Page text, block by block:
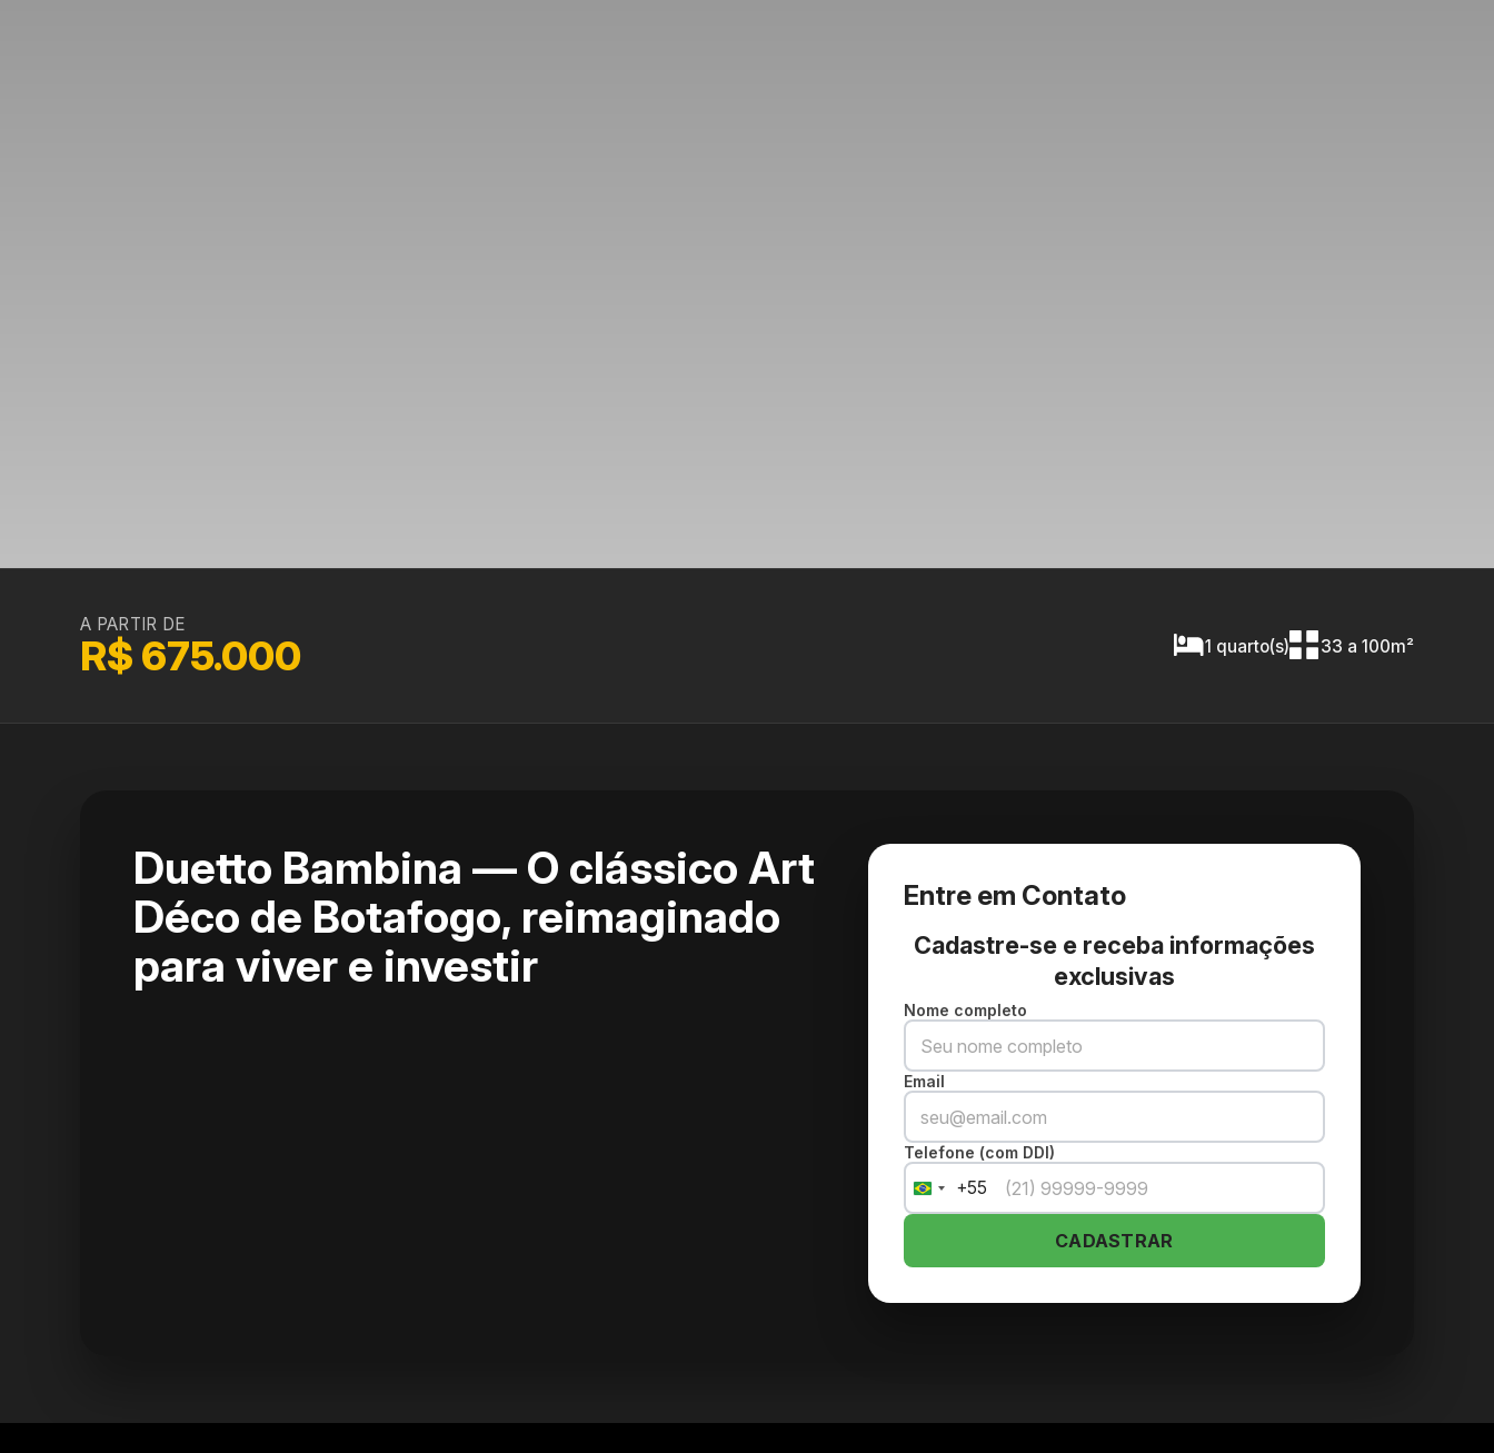
A PARTIR DE
R$ 675.000 1 quarto(s) 33 a 100m²
Duetto Bambina — O clássico Art
Déco de Botafogo, reimaginado
para viver e investir
Entre em Contato
Cadastre-se e receba informações
exclusivas
Nome completo
Email
Telefone (com DDI)
Brazil
+55
+55
CADASTRAR